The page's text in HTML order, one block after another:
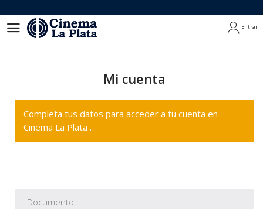
Entrar
Mi cuenta
Completa tus datos para acceder a tu cuenta en
Cinema La Plata .